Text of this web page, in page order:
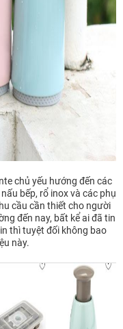
chủ yếu hướng đến các
bếp, rổ inox và các phụ
cầu cần thiết cho người
đến nay, bất kể ai đã tin
thì tuyệt đối không bao
này.